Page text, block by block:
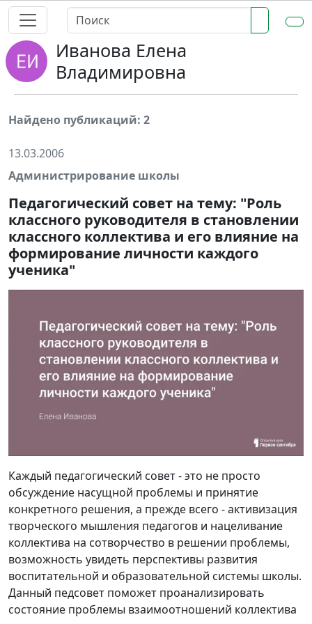
Иванова Елена
Владимировна
Найдено публикаций: 2
13.03.2006
Администрирование школы
Педагогический совет на тему: "Роль
классного руководителя в становлении
классного коллектива и его влияние на
формирование личности каждого
ученика"
Каждый педагогический совет - это не просто
обсуждение насущной проблемы и принятие
конкретного решения, а прежде всего - активизация
творческого мышления педагогов и нацеливание
коллектива на сотворчество в решении проблемы,
возможность увидеть перспективы развития
воспитательной и образовательной системы школы.
Данный педсовет поможет проанализировать
состояние проблемы взаимоотношений коллектива